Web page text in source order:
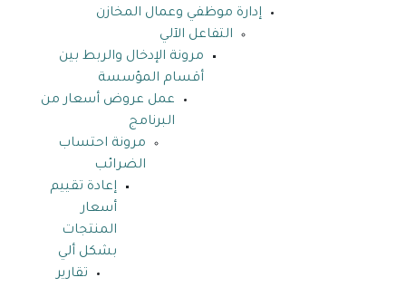
إدارة موظفي وعمال المخازن
التفاعل الآلي
مرونة الإدخال والربط بين
أقسام المؤسسة
عمل عروض أسعار من
البرنامج
مرونة احتساب
الضرائب
إعادة تقييم
أسعار
المنتجات
بشكل ألي
تقارير